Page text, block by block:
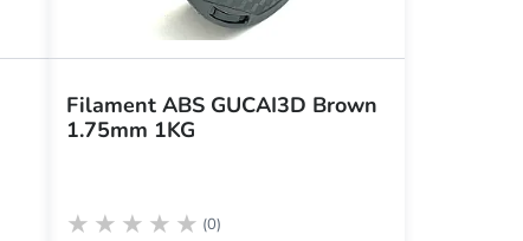
Filament ABS GUCAI3D Brown
1.75mm 1KG
(0)